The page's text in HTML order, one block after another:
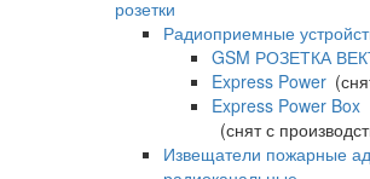
розетки
Радиоприемные
GSM РОЗЕТКА
Express Power
Express Power Box
(снят с
Извещатели пожарные